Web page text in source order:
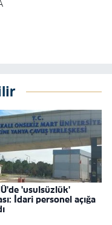
'usulsüzlük'
İdari personel açığa